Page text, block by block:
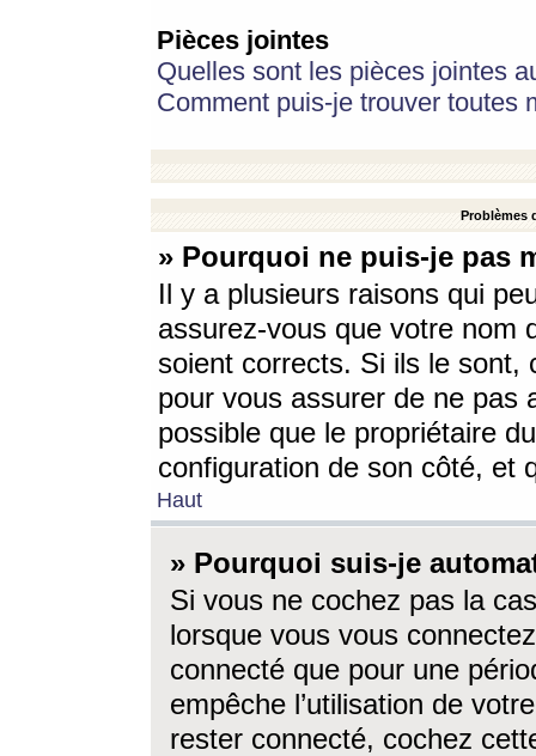
Pièces jointes
Quelles sont les pièces jointes
Comment puis-je trouver toutes
Problèmes
» Pourquoi ne puis-je pas
Il y a plusieurs raisons qui
assurez-vous que votre nom
soient corrects. Si ils le sont,
pour vous assurer de ne pas
possible que le propriétaire
configuration de son côté, et
Haut
» Pourquoi suis-je
Si vous ne cochez pas la
lorsque vous vous
connecté que pour une
empêche l’utilisation de
rester connecté, cochez